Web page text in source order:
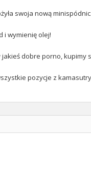
swoja nową
i wymienię olej!
dobre porno,
pozycje z kamasutry